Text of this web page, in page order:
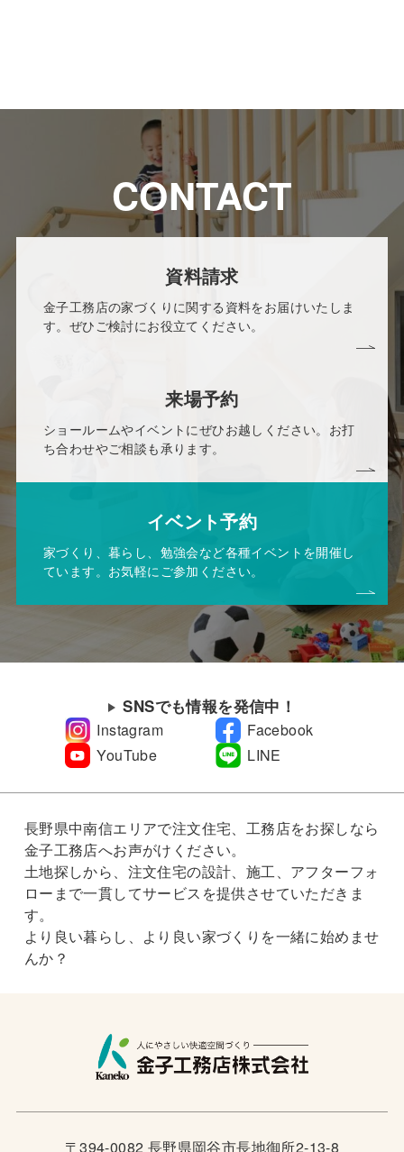
CONTACT
資料請求
金子工務店の家づくりに関する資料をお届けいたしま
す。ぜひご検討にお役立てください。
来場予約
ショールームやイベントにぜひお越しください。お打
ち合わせやご相談も承ります。
イベント予約
家づくり、暮らし、勉強会など各種イベントを開催し
ています。お気軽にご参加ください。
SNSでも情報を発信中！
Instagram
Facebook
YouTube
LINE
長野県中南信エリアで注文住宅、工務店をお探しなら
金子工務店へお声がけください。
土地探しから、注文住宅の設計、施工、アフターフォ
ローまで一貫してサービスを提供させていただきま
す。
より良い暮らし、より良い家づくりを一緒に始めませ
んか？
〒394-0082 長野県岡谷市長地御所2-13-8